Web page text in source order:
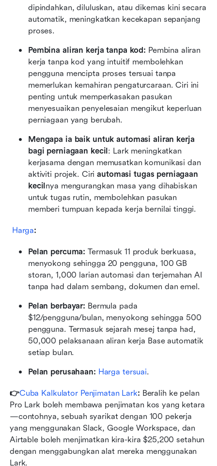
dipindahkan, diluluskan, atau dikemas kini secara
automatik, meningkatkan kecekapan sepanjang
proses.
Pembina aliran kerja tanpa kod: Pembina aliran
kerja tanpa kod yang intuitif membolehkan
pengguna mencipta proses tersuai tanpa
memerlukan kemahiran pengaturcaraan. Ciri ini
penting untuk memperkasakan pasukan
menyesuaikan penyelesaian mengikut keperluan
perniagaan yang berubah.
Mengapa ia baik untuk automasi aliran kerja
bagi perniagaan kecil: Lark meningkatkan
kerjasama dengan memusatkan komunikasi dan
aktiviti projek. Ciri automasi tugas perniagaan
kecilnya mengurangkan masa yang dihabiskan
untuk tugas rutin, membolehkan pasukan
memberi tumpuan kepada kerja bernilai tinggi.
Harga:
Pelan percuma: Termasuk 11 produk berkuasa,
menyokong sehingga 20 pengguna, 100 GB
storan, 1,000 larian automasi dan terjemahan AI
tanpa had dalam sembang, dokumen dan emel.
Pelan berbayar: Bermula pada
$12/pengguna/bulan, menyokong sehingga 500
pengguna. Termasuk sejarah mesej tanpa had,
50,000 pelaksanaan aliran kerja Base automatik
setiap bulan.
Pelan perusahaan: Harga tersuai.
👉Cuba Kalkulator Penjimatan Lark: Beralih ke pelan
Pro Lark boleh membawa penjimatan kos yang ketara
—contohnya, sebuah syarikat dengan 100 pekerja
yang menggunakan Slack, Google Workspace, dan
Airtable boleh menjimatkan kira-kira $25,200 setahun
dengan menggabungkan alat mereka menggunakan
Lark.